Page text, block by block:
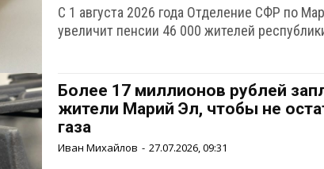
С 1 августа 2026 года Отделение СФР по
увеличит пенсии 46 000 жителей
Более 17 миллионов рублей
жители Марий Эл, чтобы не
газа
Иван Михайлов - 27.07.2026, 09:31